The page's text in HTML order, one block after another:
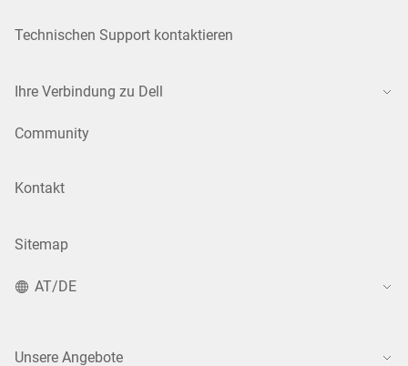
Technischen Support kontaktieren
Ihre Verbindung zu Dell
Community
Kontakt
Sitemap
AT/DE
Unsere Angebote